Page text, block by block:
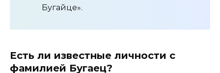
Бугайце».
Есть ли известные личности с
фамилией Бугаец?